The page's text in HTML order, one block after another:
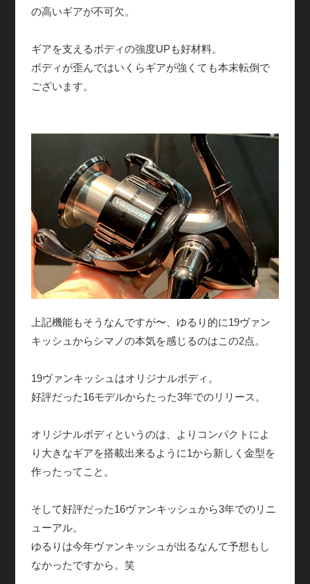
の高いギアが不可欠。
ギアを支えるボディの強度UPも好材料。
ボディが歪んではいくらギアが強くても本末転倒で
ございます。
上記機能もそうなんですが〜、ゆるり的に19ヴァン
キッシュからシマノの本気を感じるのはこの2点。
19ヴァンキッシュはオリジナルボディ。
好評だった16モデルからたった3年でのリリース。
オリジナルボディというのは、よりコンパクトによ
り大きなギアを搭載出来るように1から新しく金型を
作ったってこと。
そして好評だった16ヴァンキッシュから3年でのリニ
ューアル。
ゆるりは今年ヴァンキッシュが出るなんて予想もし
なかったですから。笑